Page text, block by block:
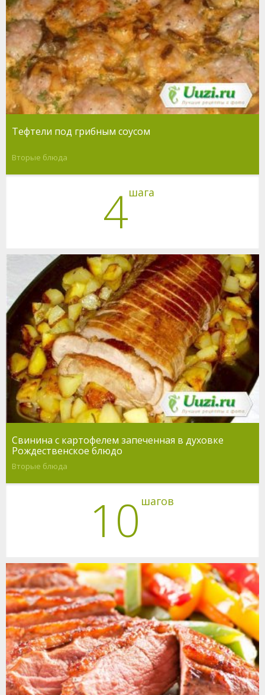
Тефтели под грибным соусом
Вторые блюда
4шага
Свинина с картофелем запеченная в духовке
Рождественское блюдо
Вторые блюда
10 шагов